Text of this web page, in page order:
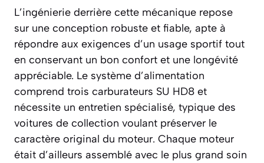
L’ingénierie derrière cette mécanique repose
sur une conception robuste et fiable, apte à
répondre aux exigences d’un usage sportif tout
en conservant un bon confort et une longévité
appréciable. Le système d’alimentation
comprend trois carburateurs SU HD8 et
nécessite un entretien spécialisé, typique des
voitures de collection voulant préserver le
caractère original du moteur. Chaque moteur
était d’ailleurs assemblé avec le plus grand soin